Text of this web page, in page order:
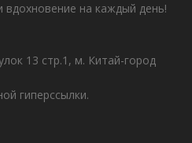
на каждый день!
13 стр.1, м. Китай-город
гиперссылки.